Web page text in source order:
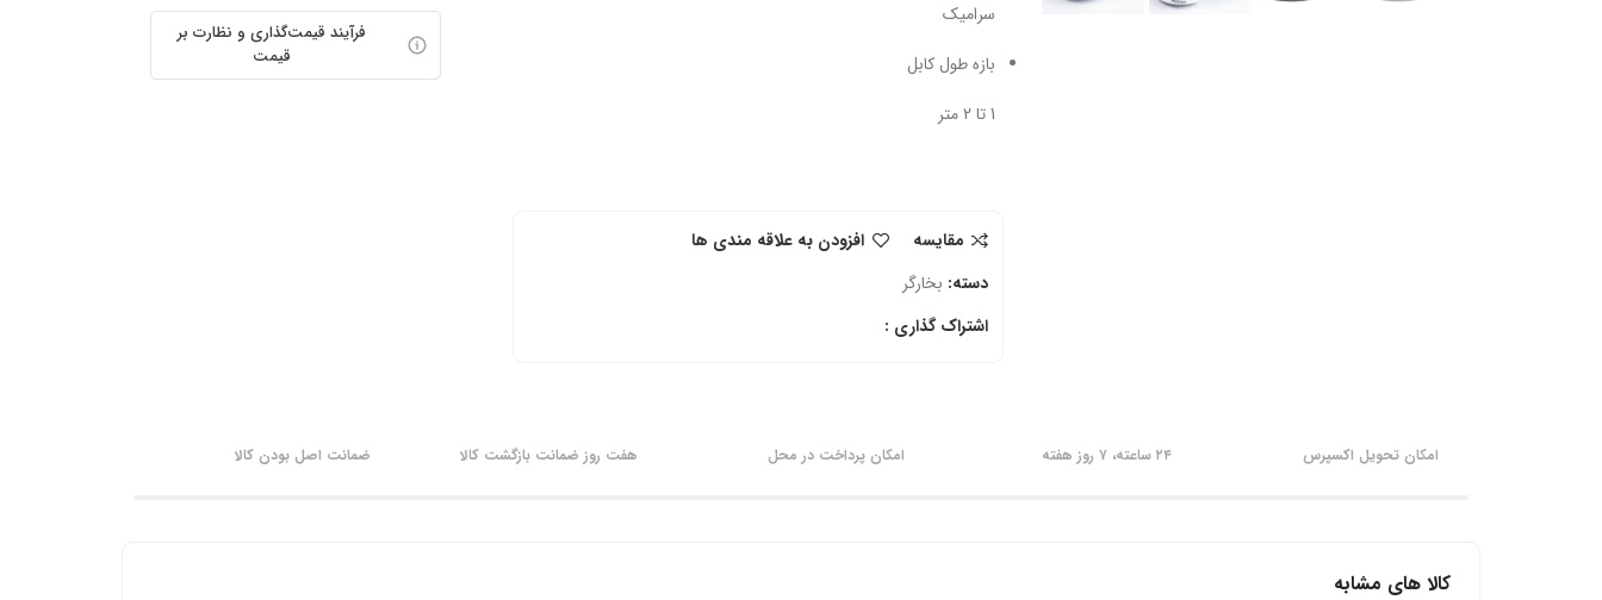
سرامیک
بازه طول کابل
1 تا 2 متر
مقایسه
افزودن به علاقه مندی ها
دسته: بخارگر
اشتراک گذاری :
فرآیند قیمت‌گذاری و نظارت بر
قیمت
امکان تحویل اکسپرس ۲۴ ساعته، ۷ روز هفته امکان پرداخت در محل هفت روز ضمانت بازگشت کالا ضمانت اصل بودن کالا
کالا های مشابه